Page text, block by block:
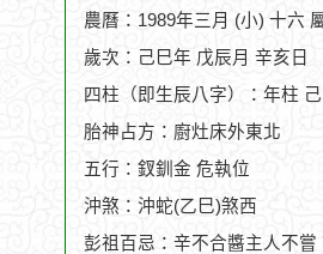
農曆：1989年三月 (小) 十六
歲次：己巳年 戊辰月 辛亥日
四柱（即生辰八字）：年柱
胎神占方：廚灶床外東北
五行：釵釧金 危執位
沖煞：沖蛇(乙巳)煞西
彭祖百忌：辛不合醬主人不